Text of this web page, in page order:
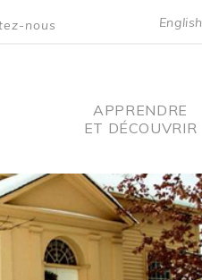
English
nous
APPRENDRE
ET DÉCOUVRIR